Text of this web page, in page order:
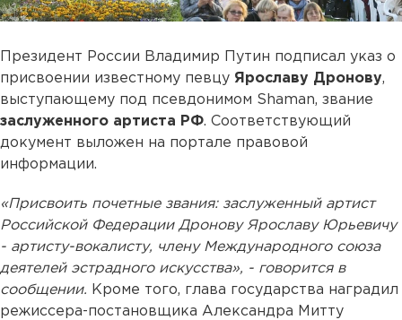
Президент России Владимир Путин подписал указ о
присвоении известному певцу Ярославу Дронову,
выступающему под псевдонимом Shaman, звание
заслуженного артиста РФ. Соответствующий
документ выложен на портале правовой
информации.
«Присвоить почетные звания: заслуженный артист
Российской Федерации Дронову Ярославу Юрьевичу
- артисту-вокалисту, члену Международного союза
деятелей эстрадного искусства», - говорится в
сообщении. Кроме того, глава государства наградил
режиссера-постановщика Александра Митту